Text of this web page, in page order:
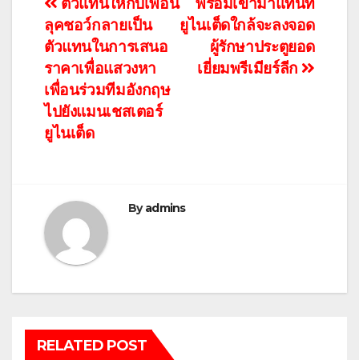
แนะแนว
เรื่อง
ยูไนเต็ดใกล้จะลงจอด
ผู้รักษาประตูยอด
เยี่ยมพรีเมียร์ลีก
ลุคชอว์กลายเป็น
ตัวแทนในการเสนอ
ราคาเพื่อแสวงหา
เพื่อนร่วมทีมอังกฤษ
ไปยังแมนเชสเตอร์
ยูไนเต็ด
Byadmins
RELATED POST